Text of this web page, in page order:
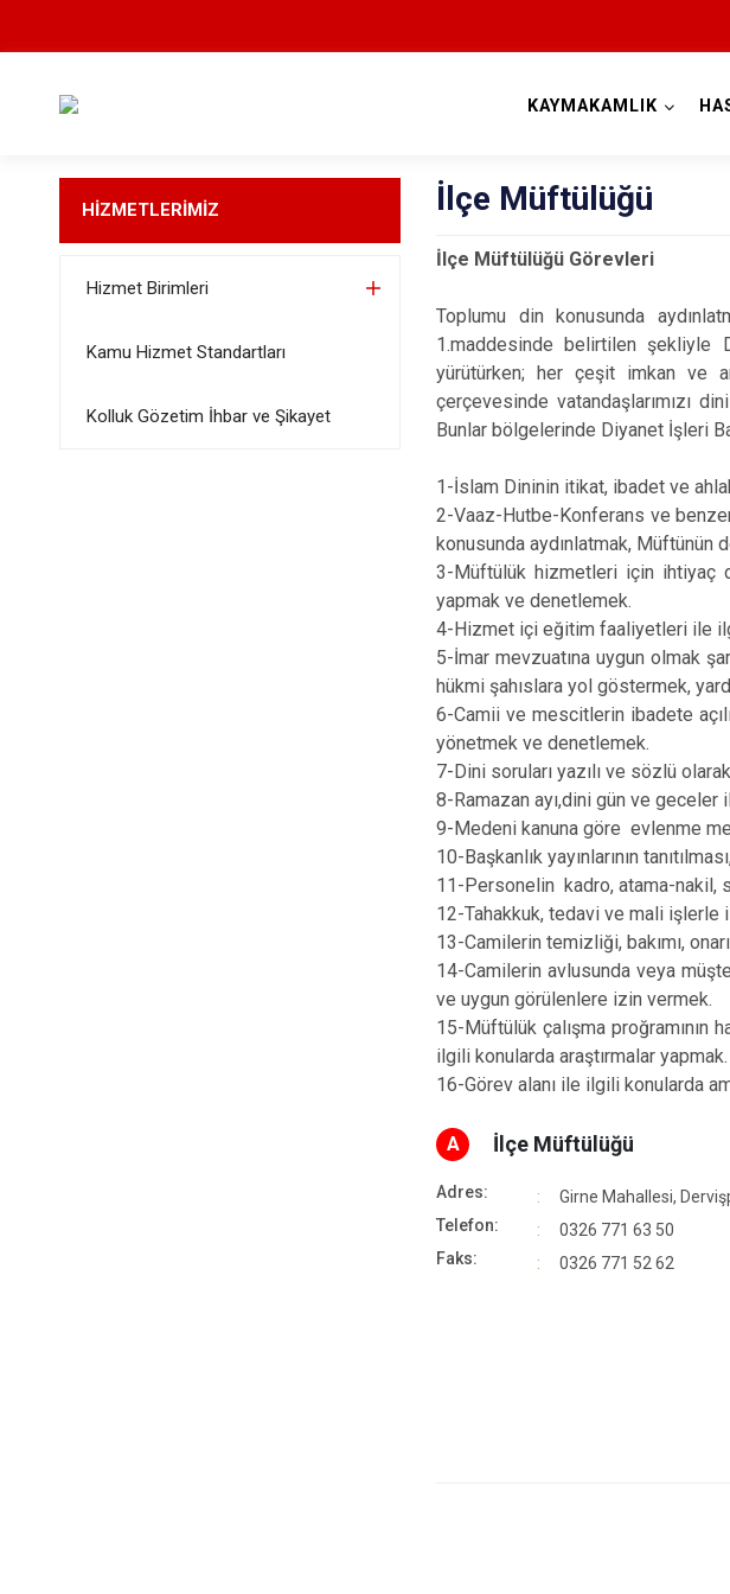
KAYMAKAMLIK
HİZMETLERİMİZ
Hizmet Birimleri
Kamu Hizmet Standartları
Kolluk Gözetim İhbar ve Şikayet
İlçe Müftülüğü
İlçe Müftülüğü Görevleri
Toplumu din konusunda
1.maddesinde belirtilen şekliyle
yürütürken; her çeşit imkan ve
çerçevesinde vatandaşlarımızı
Bunlar bölgelerinde Diyanet İşleri
1-İslam Dininin itikat, ibadet ve
2-Vaaz-Hutbe-Konferans ve
konusunda aydınlatmak, Müftünün
3-Müftülük hizmetleri için ihtiyaç
yapmak ve denetlemek.
4-Hizmet içi eğitim faaliyetleri ile
5-İmar mevzuatına uygun olmak
hükmi şahıslara yol göstermek,
6-Camii ve mescitlerin ibadete
yönetmek ve denetlemek.
7-Dini soruları yazılı ve sözlü
8-Ramazan ayı,dini gün ve geceler
9-Medeni kanuna göre evlenme
10-Başkanlık yayınlarının
11-Personelin kadro, atama-nakil,
12-Tahakkuk, tedavi ve mali
13-Camilerin temizliği, bakımı,
14-Camilerin avlusunda veya
ve uygun görülenlere izin vermek.
15-Müftülük çalışma proğramının
ilgili konularda araştırmalar yapmak.
16-Görev alanı ile ilgili konularda
A İlçe Müftülüğü
Adres:
Girne Mahallesi,
Telefon:
0326 771 63 50
Faks:
0326 771 52 62